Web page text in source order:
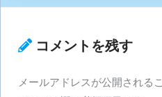
コメントを残す
メールアドレスが公開される